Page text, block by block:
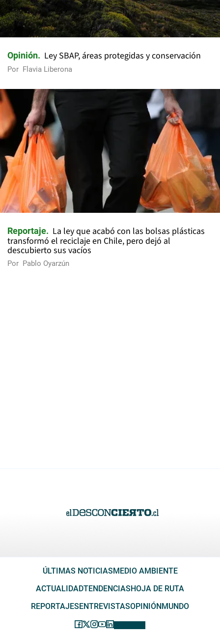
Opinión Ley SBAP, áreas protegidas y conservación
Por Flavia Liberona
Reportaje
La ley que acabó con las bolsas plásticas
transformó el reciclaje en Chile, pero dejó al
descubierto sus vacíos
Por Pablo Oyarzún
ÚLTIMAS NOTICIASMEDIO AMBIENTE
ACTUALIDADTENDENCIASHOJA DE RUTA
REPORTAJESENTREVISTASOPINIÓNMUNDO